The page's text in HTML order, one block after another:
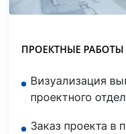
ПРОЕКТНЫЕ РАБОТЫ
Визуализация
проектного
Заказ проекта в